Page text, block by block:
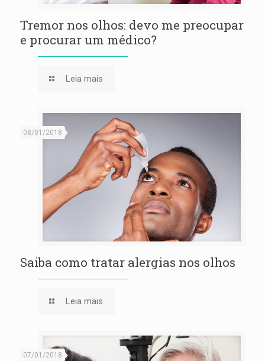
Tremor nos olhos: devo me preocupar
e procurar um médico?
Leia mais
08/01/2018
Saiba como tratar alergias nos olhos
Leia mais
07/01/2018